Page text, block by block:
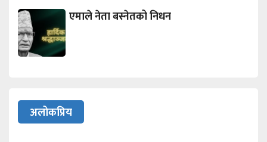
एमाले नेता बस्नेतको निधन
अलोकप्रिय